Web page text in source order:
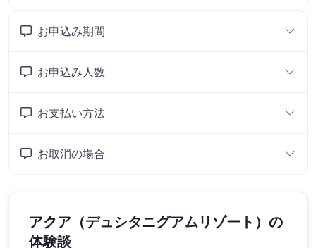
お申込み期間
お申込み人数
お支払い方法
お取消の場合
アクア（デュシタニグアムリゾート） の
体験談